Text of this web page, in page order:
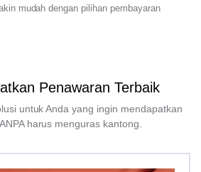
mudah dengan pilihan pembayaran
Penawaran Terbaik
untuk Anda yang ingin mendapatkan
harus menguras kantong.